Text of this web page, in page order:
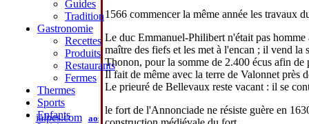
ialpes.com aoste piémont savoie haute-savoie isère
Guides
Tradition
Gastronomie
Recettes
Produits
Restaurants
Fermes
Thermes
Sports
Enfants
1566 commencer la même année les travaux
Le duc Emmanuel-Philibert n'était pas
maître des fiefs et les met à l'encan ; il vend
Thonon, pour la somme de 2.400 écus afin
Il fait de même avec la terre de Valonnet près
Le prieuré de Bellevaux reste vacant : il se
le fort de l'Annonciade ne résiste guère en